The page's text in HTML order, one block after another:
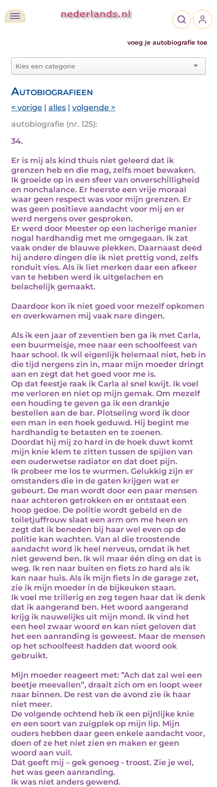
voeg je autobiografie toe
Autobiografieen
< vorige | alles | volgende >
autobiografie (nr. 125):
34.
Er is mij als kind thuis niet geleerd dat ik
grenzen heb en die mag, zelfs moet bewaken.
Ik groeide op in een sfeer van onverschilligheid
en nonchalance. Er heerste een vrije moraal
waar geen respect was voor mijn grenzen. Er
was geen positieve aandacht voor mij en er
werd nergens over gesproken.
Er werd door Meester op een lacherige manier
nogal hardhandig met me omgegaan. Ik zat
vaak onder de blauwe plekken. Daarnaast deed
hij andere dingen die ik niet prettig vond, zelfs
ronduit vies. Als ik liet merken daar een afkeer
van te hebben werd ik uitgelachen en
belachelijk gemaakt.
Daardoor kon ik niet goed voor mezelf opkomen
en overkwamen mij vaak nare dingen.
Als ik een jaar of zeventien ben ga ik met Carla,
een buurmeisje, mee naar een schoolfeest van
haar school. Ik wil eigenlijk helemaal niet, heb in
die tijd nergens zin in, maar mijn moeder dringt
aan en zegt dat het goed voor me is.
Op dat feestje raak ik Carla al snel kwijt. Ik voel
me verloren en niet op mijn gemak. Om mezelf
een houding te geven ga ik een drankje
bestellen aan de bar. Plotseling word ik door
een man in een hoek geduwd. Hij begint me
hardhandig te betasten en te zoenen.
Doordat hij mij zo hard in de hoek duwt komt
mijn knie klem te zitten tussen de spijlen van
een ouderwetse radiator en dat doet pijn.
Ik probeer me los te wurmen. Gelukkig zijn er
omstanders die in de gaten krijgen wat er
gebeurt. De man wordt door een paar mensen
naar achteren getrokken en er ontstaat een
hoop gedoe. De politie wordt gebeld en de
toiletjuffrouw slaat een arm om me heen en
zegt dat ik beneden bij haar wel even op de
politie kan wachten. Van al die troostende
aandacht word ik heel nerveus, omdat ik het
niet gewend ben. Ik wil maar één ding en dat is
weg. Ik ren naar buiten en fiets zo hard als ik
kan naar huis. Als ik mijn fiets in de garage zet,
zie ik mijn moeder in de bijkeuken staan.
Ik voel me trillerig en zeg tegen haar dat ik denk
dat ik aangerand ben. Het woord aangerand
krijg ik nauwelijks uit mijn mond. Ik vind het
een heel zwaar woord en kan niet geloven dat
het een aanranding is geweest. Maar de mensen
op het schoolfeest hadden dat woord ook
gebruikt.
Mijn moeder reageert met: ”Ach dat zal wel een
beetje meevallen”, draait zich om en loopt weer
naar binnen. De rest van de avond zie ik haar
niet meer.
De volgende ochtend heb ik een pijnlijke knie
en een soort van zuigplek op mijn lip. Mijn
ouders hebben daar geen enkele aandacht voor,
doen of ze het niet zien en maken er geen
woord aan vuil.
Dat geeft mij – gek genoeg - troost. Zie je wel,
het was geen aanranding.
Ik was niet anders gewend.